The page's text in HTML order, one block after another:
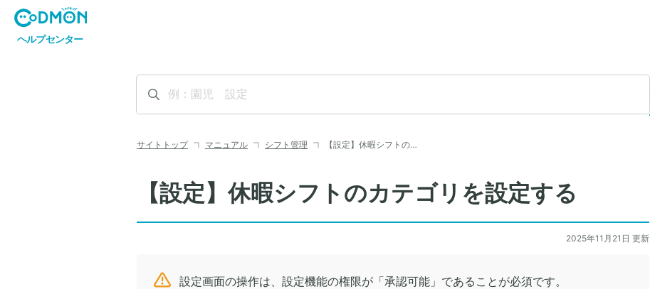
サイトトップ マニュアル シフト管理 【設定】休暇シフトの…
【設定】休暇シフトのカテゴリを設定する
2025年11月21日 更新
設定画面の操作は、設定機能の権限が「承認可能」であることが必須です。